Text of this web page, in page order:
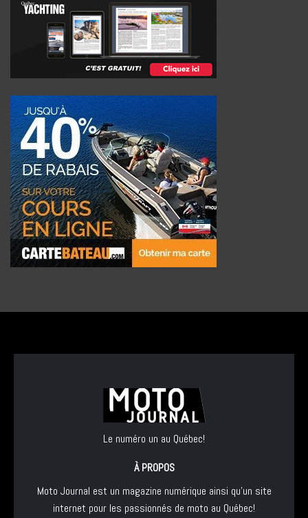
Le numéro un au Québec!
À PROPOS
Moto Journal est un magazine numérique ainsi qu'un site
internet pour les passionnés de moto au Québec!